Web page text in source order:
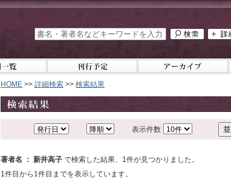
HOME >> 詳細検索 >> 検索結果
表示件数
著者名 ： 新井高子 で検索した結果、1件が見つかりました。
1件目から1件目までを表示しています。